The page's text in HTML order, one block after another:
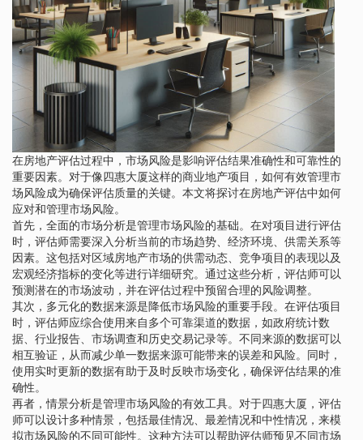
在房地产评估过程中，市场风险是影响评估结果准确性和可靠性的
重要因素。对于像四惠大厦这样的商业地产项目，如何有效管理市
场风险成为确保评估质量的关键。本文将探讨在房地产评估中如何
应对和管理市场风险。
首先，全面的市场分析是管理市场风险的基础。在对项目进行评估
时，评估师需要深入分析当前的市场趋势、经济环境、供需关系等
因素。这包括对区域房地产市场的供需动态、竞争项目的表现以及
宏观经济指标的变化等进行详细研究。通过这些分析，评估师可以
预测潜在的市场波动，并在评估过程中预留合理的风险调整。
其次，多元化的数据来源是降低市场风险的重要手段。在评估项目
时，评估师应综合使用来自多个可靠渠道的数据，如政府统计数
据、行业报告、市场调查和历史交易记录等。不同来源的数据可以
相互验证，从而减少单一数据来源可能带来的误差和风险。同时，
使用实时更新的数据有助于及时反映市场变化，确保评估结果的准
确性。
再者，情景分析是管理市场风险的有效工具。对于四惠大厦，评估
师可以设计多种情景，包括最佳情况、最差情况和中性情况，来模
拟市场风险的不同可能性。这种方法可以帮助评估师预见不同市场